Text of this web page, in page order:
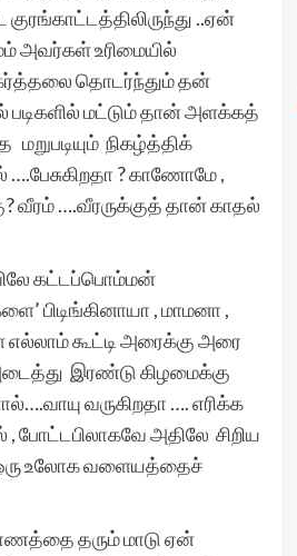
..ஏன்
அவர்கள் உரிமையில்
நகர்த்தலை தொடர்ந்தும் தன்
படிகளில் மட்டும் தான் அளக்கத்
நிகழ்த்திக்
? காணோமே ,
வீரம் ….வீரருக்குத் தான் காதல்
கட்டப்பொம்மன்
பிடிங்கினாயா , மாமனா ,
கூட்டி அரைக்கு அரை
இரண்டு கிழமைக்கு
வருகிறதா …. எரிக்க
, போட்டபிலாக​வே அதிலே சிறிய
ஒரு உலோக​ வளையத்தைச்
தரும் மாடு ஏன்